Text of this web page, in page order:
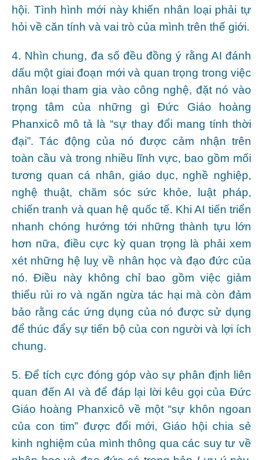
hội. Tình hình mới này khiến nhân loại phải tự
hỏi về căn tính và vai trò của mình trên thế giới.
4. Nhìn chung, đa số đều đồng ý rằng AI đánh
dấu một giai đoạn mới và quan trọng trong việc
nhân loại tham gia vào công nghệ, đặt nó vào
trọng tâm của những gì Đức Giáo hoàng
Phanxicô mô tả là “sự thay đổi mang tính thời
đại”. Tác động của nó được cảm nhận trên
toàn cầu và trong nhiều lĩnh vực, bao gồm mối
tương quan cá nhân, giáo dục, nghề nghiệp,
nghệ thuật, chăm sóc sức khỏe, luật pháp,
chiến tranh và quan hệ quốc tế. Khi AI tiến triển
nhanh chóng hướng tới những thành tựu lớn
hơn nữa, điều cực kỳ quan trọng là phải xem
xét những hệ luỵ về nhân học và đạo đức của
nó. Điều này không chỉ bao gồm việc giảm
thiểu rủi ro và ngăn ngừa tác hại mà còn đảm
bảo rằng các ứng dụng của nó được sử dụng
để thúc đẩy sự tiến bộ của con người và lợi ích
chung.
5. Để tích cực đóng góp vào sự phân định liên
quan đến AI và để đáp lại lời kêu gọi của Đức
Giáo hoàng Phanxicô về một “sự khôn ngoan
của con tim” được đổi mới, Giáo hội chia sẻ
kinh nghiệm của mình thông qua các suy tư về